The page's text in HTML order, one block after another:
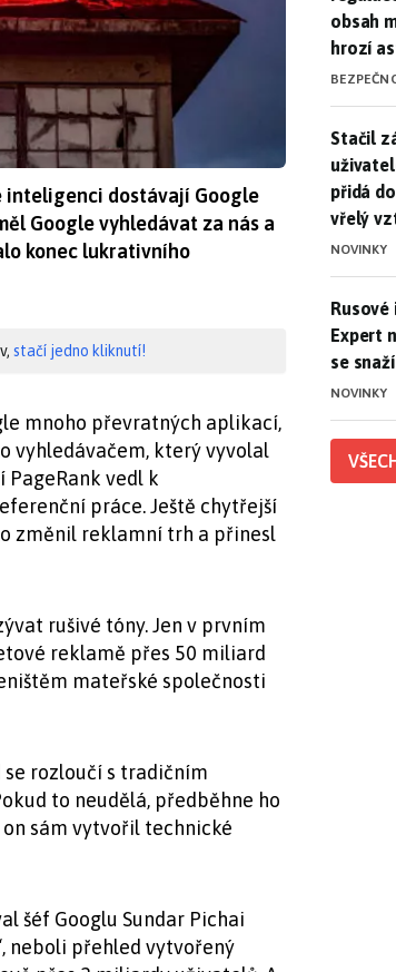
inteligenci dostávají Google
Google vyhledávat za nás a
konec lukrativního
stačí jedno kliknutí!
mnoho převratných aplikací,
vyhledávačem, který vyvolal
vedl k
práce. Ještě chytřejší
změnil reklamní trh a přinesl
rušivé tóny. Jen v prvním
reklamě přes 50 miliard
mateřské společnosti
rozloučí s tradičním
to neudělá, předběhne ho
sám vytvořil technické
šéf Googlu Sundar Pichai
neboli přehled vytvořený
obsah
hrozí
Stačil
Stačil
přidá
vřelý
NOVINKY
Rusové
Rusové
Expert
se
NOVINKY